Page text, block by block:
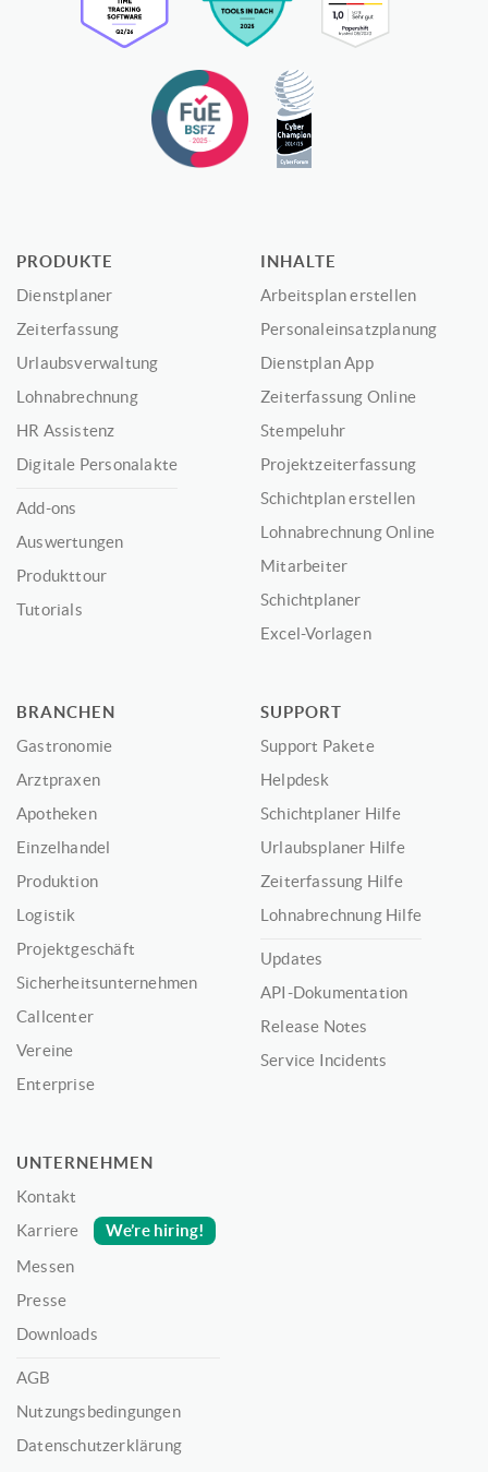
PRODUKTE
Dienstplaner
Zeiterfassung
Urlaubsverwaltung
Lohnabrechnung
HR Assistenz
Digitale Personalakte
Add-ons
Auswertungen
Produkttour
Tutorials
INHALTE
Arbeitsplan erstellen
Personaleinsatzplanung
Dienstplan App
Zeiterfassung Online
Stempeluhr
Projektzeiterfassung
Schichtplan erstellen
Lohnabrechnung Online
Mitarbeiter
Schichtplaner
Excel-Vorlagen
BRANCHEN
Gastronomie
Arztpraxen
Apotheken
Einzelhandel
Produktion
Logistik
Projektgeschäft
Sicherheitsunternehmen
Callcenter
Vereine
Enterprise
SUPPORT
Support Pakete
Helpdesk
Schichtplaner Hilfe
Urlaubsplaner Hilfe
Zeiterfassung Hilfe
Lohnabrechnung Hilfe
Updates
API-Dokumentation
Release Notes
Service Incidents
UNTERNEHMEN
Kontakt
Karriere
We’re hiring!
Messen
Presse
Downloads
AGB
Nutzungsbedingungen
Datenschutzerklärung